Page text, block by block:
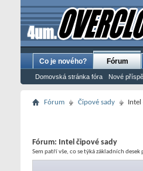
Co je nového? Fórum
Domovská stránka fóra Nové
Fórum Čipové sady Intel
Fórum: Intel čipové sady
Sem patří vše, co se týká základních